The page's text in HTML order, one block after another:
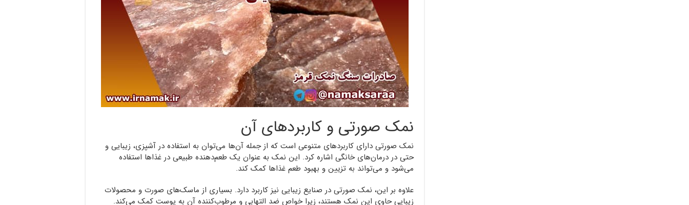
نمک صورتی و کاربردهای آن
نمک صورتی دارای کاربردهای متنوعی است که از جمله آن‌ها می‌توان به استفاده در آشپزی، زیبایی و
حتی در درمان‌های خانگی اشاره کرد. این نمک به عنوان یک طعم‌دهنده طبیعی در غذاها استفاده
می‌شود و می‌تواند به تزیین و بهبود طعم غذاها کمک کند.
علاوه بر این، نمک صورتی در صنایع زیبایی نیز کاربرد دارد. بسیاری از ماسک‌های صورت و محصولات
زیبایی حاوی این نمک هستند، زیرا خواص ضد التهابی و مرطوب‌کننده آن به پوست کمک می‌کند.